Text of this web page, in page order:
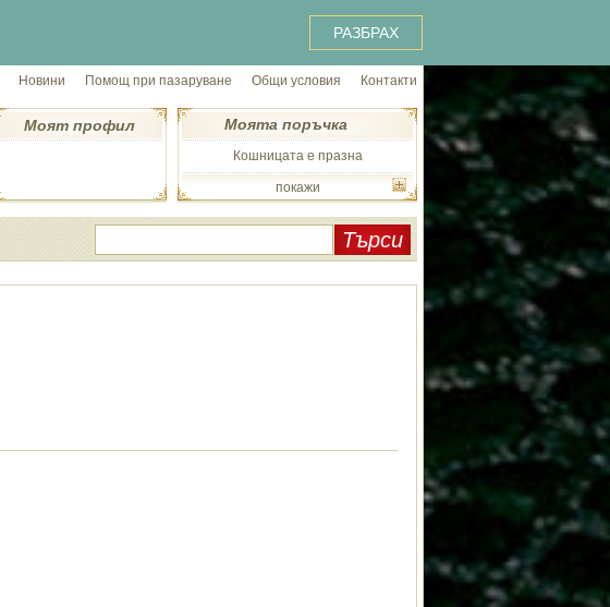
РАЗБРАХ
Новини Помощ при пазаруване Общи условия Контакти
Моят профил
Кошницата е празна
Моята поръчка
покажи